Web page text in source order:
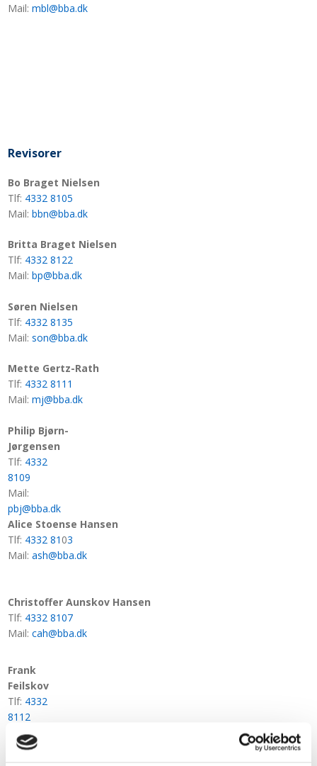
Mail: mbl@bba.dk
Revisorer
Bo Braget Nielsen
Tlf: 4332 8105
Mail: bbn@bba.dk
Britta Braget Nielsen
Tlf: 4332 8122
Mail: bp@bba.dk
Søren Nielsen
Tlf: 4332 8135
Mail: son@bba.dk
Mette Gertz-Rath
Tlf: 4332 8111
Mail: ​mj@bba.dk​​
Philip Bjørn-
Jørgensen
Tlf: 4332
8109
Mail: ​​
pbj@bba.dk​​
Alice Stoense Hansen
Tlf: 4332 81 03
Mail:​ ​​ash@bba.dk​​
Christoffer Aunskov Hansen
Tlf: 4332 8107
Mail:​ cah​@bba.dk​
Frank
Feilskov
Tlf: 4332
8112
Mail:​
ff@bba.dk